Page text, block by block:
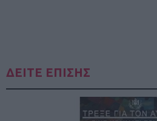
ΔΕΙΤΕ ΕΠΙΣΗΣ